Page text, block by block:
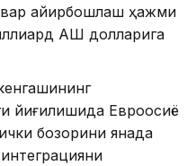
айирбошлаш ҳажми
АҚШ долларига
йиғилишида Евроосиё
бозорини янада